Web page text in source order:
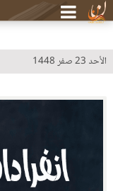
الأحد 23 صفر 1448